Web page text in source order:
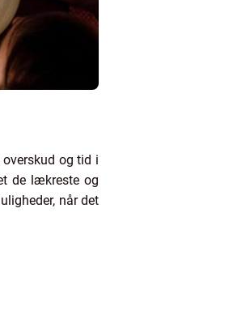
og tid i
de lækreste og
når det